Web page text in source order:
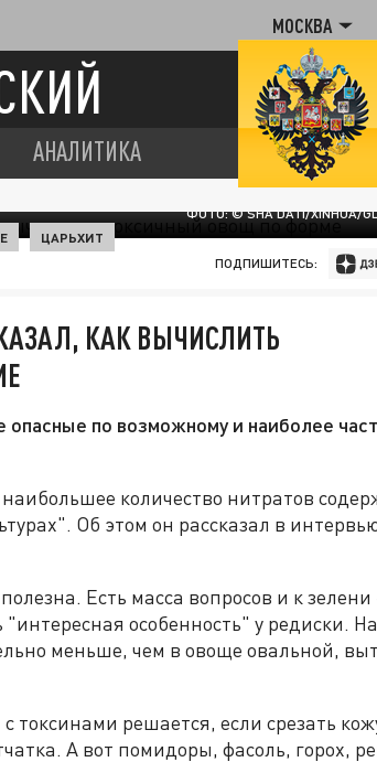
МОСКВА
АНАЛИТИКА
ФОТО: © SHA DATI/XINHUA/
ЦАРЬХИТ
ПОДПИШИТЕСЬ:
КАК ВЫЧИСЛИТЬ
по возможному и наиболее
количество нитратов
Об этом он рассказал в
Есть масса вопросов и к зелени
"интересная особенность" у редиски.
меньше, чем в овоще овальной,
токсинами решается, если срезать
А вот помидоры, фасоль, горох,